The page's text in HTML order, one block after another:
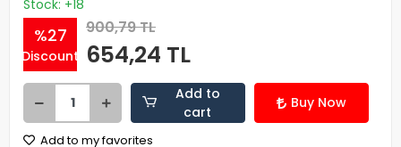
Stock: +18
%27
Discount
900,79 TL
654,24 TL
Add to
cart
Buy Now
Add to my favorites